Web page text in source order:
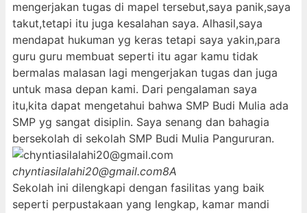
mengerjakan tugas di mapel tersebut,saya panik,saya
takut,tetapi itu juga kesalahan saya. Alhasil,saya
mendapat hukuman yg keras tetapi saya yakin,para
guru guru membuat seperti itu agar kamu tidak
bermalas malasan lagi mengerjakan tugas dan juga
untuk masa depan kami. Dari pengalaman saya
itu,kita dapat mengetahui bahwa SMP Budi Mulia ada
SMP yg sangat disiplin. Saya senang dan bahagia
bersekolah di sekolah SMP Budi Mulia Pangururan.
chyntiasilalahi20@gmail.com8A
Sekolah ini dilengkapi dengan fasilitas yang baik
seperti perpustakaan yang lengkap, kamar mandi